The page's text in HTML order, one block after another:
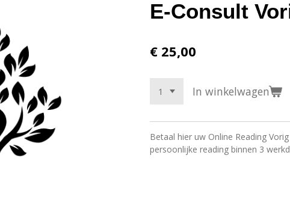
E-Consult
€ 25,00
In winkelwagen
Betaal hier uw Online Reading
persoonlijke reading binnen 3